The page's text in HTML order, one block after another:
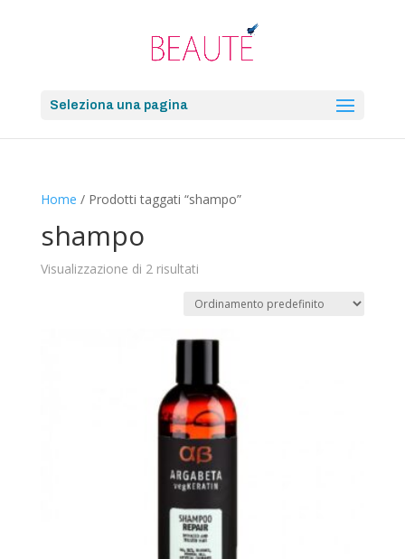
Seleziona una pagina
Home / Prodotti taggati “shampo”
shampo
Visualizzazione di 2 risultati